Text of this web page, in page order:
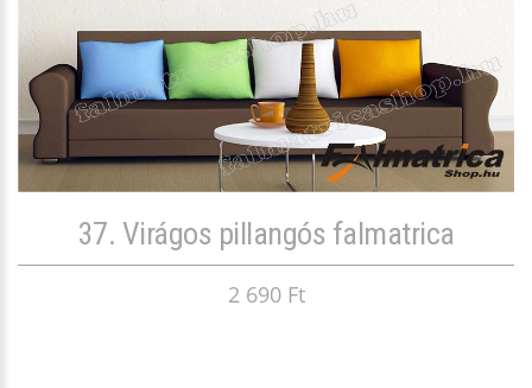
37. Virágos pillangós falmatrica
2 690 Ft